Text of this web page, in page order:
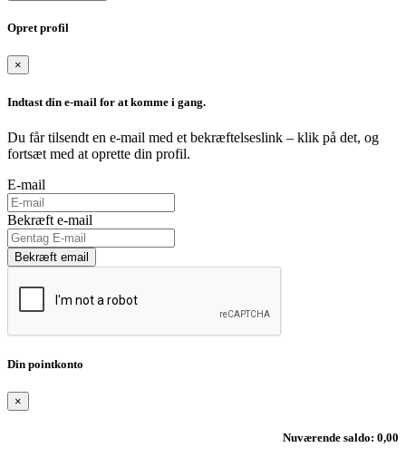
Opret profil
×
Indtast din e-mail for at komme i gang.
Du får tilsendt en e-mail med et bekræftelseslink – klik på det, og
fortsæt med at oprette din profil.
E-mail
Bekræft e-mail
Bekræft email
Din pointkonto
×
Nuværende saldo: 0,00